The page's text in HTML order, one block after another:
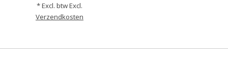
* Excl. btw Excl.
Verzendkosten